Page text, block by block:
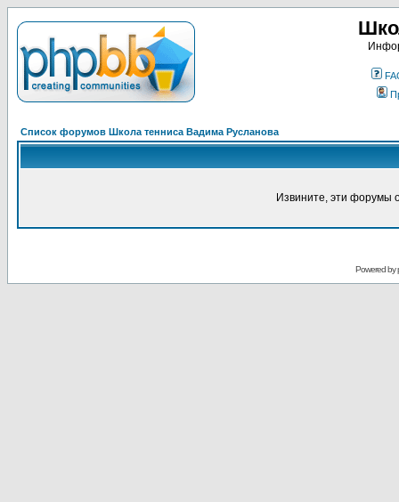
Список форумов Школа тенниса Вадима Русланова
Извините, эти форумы
Powered by